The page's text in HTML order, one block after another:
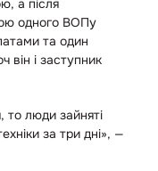
а після
одного ВОПу
та один
він і заступник
то люди зайняті
за три дні», —